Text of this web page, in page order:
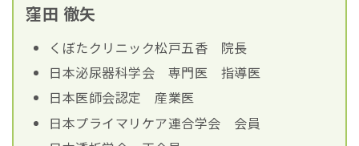
窪田 徹矢
くぼたクリニック松戸五香 院長
日本泌尿器科学会 専門医 指導医
日本医師会認定 産業医
日本プライマリケア連合学会 会員